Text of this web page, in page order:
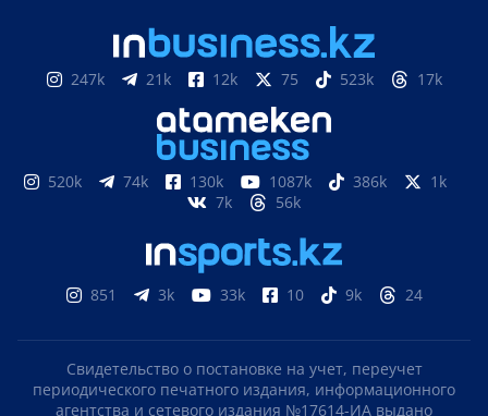
247k 21k 12k 75 523k 17k
520k 74k 130k 1087k 386k
1k
7k
56k
851 3k 33k 10 9k 24
Свидетельство о постановке на учет, переучет
периодического печатного издания, информационного
агентства и сетевого издания №17614-ИА выдано